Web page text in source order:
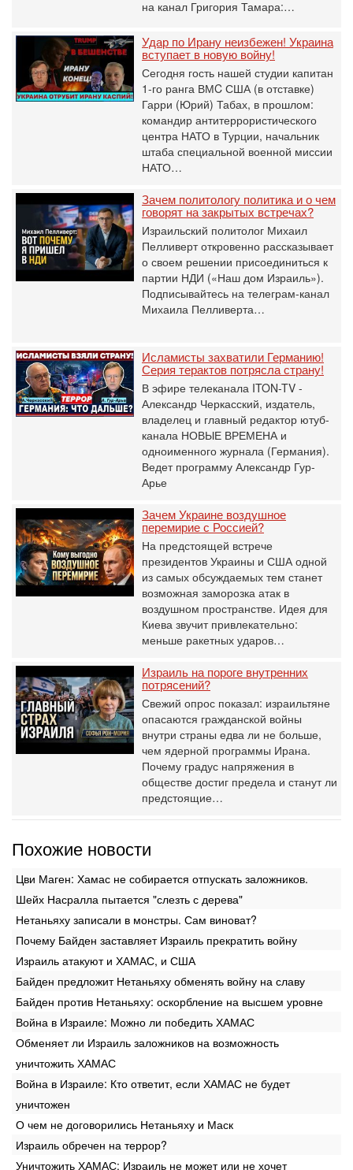
на канал Григория Тамара:…
Удар по Ирану неизбежен! Украина
вступает в новую войну!
Сегодня гость нашей студии капитан
1-го ранга ВМC США (в отставке)
Гарри (Юрий) Табах, в прошлом:
командир антитеррористического
центра НАТО в Турции, начальник
штаба специальной военной миссии
НАТО…
Зачем политологу политика и о чем
говорят на закрытых встречах?
Израильский политолог Михаил
Пелливерт откровенно рассказывает
о своем решении присоединиться к
партии НДИ («Наш дом Израиль»).
Подписывайтесь на телеграм-канал
Михаила Пелливерта…
Исламисты захватили Германию!
Серия терактов потрясла страну!
В эфире телеканала ITON-TV -
Александр Черкасский, издатель,
владелец и главный редактор ютуб-
канала НОВЫЕ ВРЕМЕНА и
одноименного журнала (Германия).
Ведет программу Александр Гур-
Арье
Зачем Украине воздушное
перемирие с Россией?
На предстоящей встрече
президентов Украины и США одной
из самых обсуждаемых тем станет
возможная заморозка атак в
воздушном пространстве. Идея для
Киева звучит привлекательно:
меньше ракетных ударов…
Израиль на пороге внутренних
потрясений?
Свежий опрос показал: израильтяне
опасаются гражданской войны
внутри страны едва ли не больше,
чем ядерной программы Ирана.
Почему градус напряжения в
обществе достиг предела и станут ли
предстоящие…
Похожие новости
Цви Маген: Хамас не собирается отпускать заложников.
Шейх Насралла пытается "слезть с дерева"
Нетаньяху записали в монстры. Сам виноват?
Почему Байден заставляет Израиль прекратить войну
Израиль атакуют и ХАМАС, и США
Байден предложит Нетаньяху обменять войну на славу
Байден против Нетаньяху: оскорбление на высшем уровне
Война в Израиле: Можно ли победить ХАМАС
Обменяет ли Израиль заложников на возможность
уничтожить ХАМАС
Война в Израиле: Кто ответит, если ХАМАС не будет
уничтожен
О чем не договорились Нетаньяху и Маск
Израиль обречен на террор?
Уничтожить ХАМАС: Израиль не может или не хочет